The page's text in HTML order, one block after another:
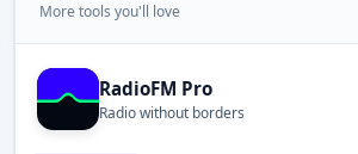
More tools you'll love
RadioFM Pro
Radio without borders